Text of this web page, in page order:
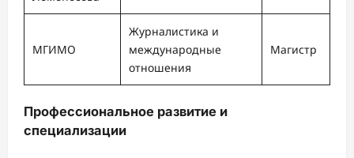
МГИМО
Журналистика и
международные
отношения
Магистр
Профессиональное развитие и
специализации